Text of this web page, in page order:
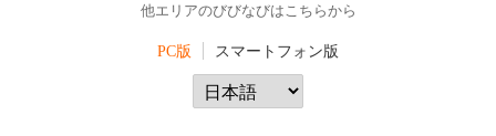
他エリアのびびなびはこちらから
PC版 スマートフォン版